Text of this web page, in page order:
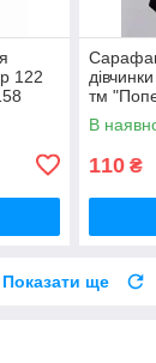
122
тм
В
110 ₴
Показати ще